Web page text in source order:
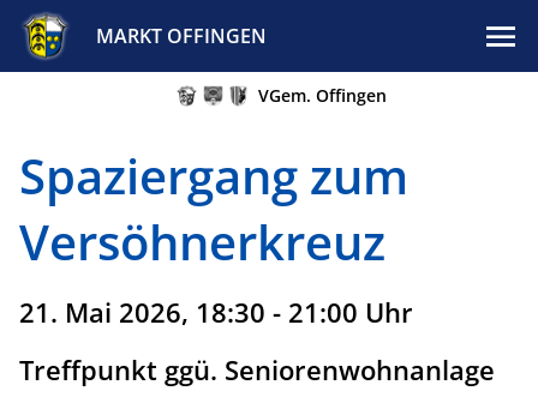
MARKT OFFINGEN
VGem. Offingen
Spaziergang zum
Versöhnerkreuz
21. Mai 2026, 18:30 - 21:00 Uhr
Treffpunkt ggü. Seniorenwohnanlage